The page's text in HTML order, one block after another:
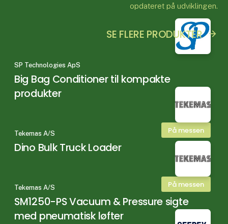
SP Technologies ApS
Big Bag Conditioner til kompakte
produkter
På messen
Tekemas A/S
Dino Bulk Truck Loader
På messen
Tekemas A/S
SM1250-PS Vacuum & Pressure sigte
med pneumatisk løfter
opdateret på udviklingen.
SE FLERE PRODUKTER